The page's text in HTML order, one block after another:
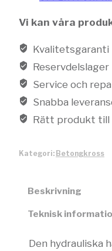
Vi kan våra
Kvalitetsgaranti
Reservdelslager
Service och
Snabba
Rätt produkt
Kategori: Betongkross
Beskrivning
Teknisk
Den hydrauliska